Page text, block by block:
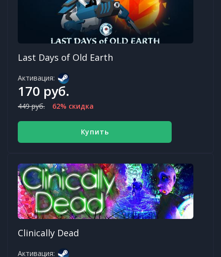
Last Days of Old Earth
Активация:
170 руб.
449 руб. 62% скидка
Купить
Clinically Dead
Активация: